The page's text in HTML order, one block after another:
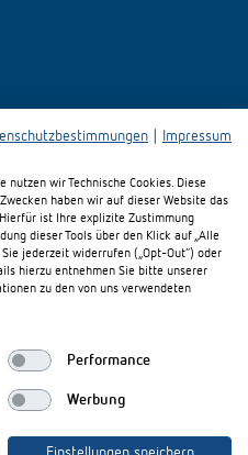
nous sur:
Impressum
wir Technische Cookies. Diese
haben wir auf dieser Website das
ist Ihre explizite Zustimmung
dieser Tools über den Klick auf „Alle
jederzeit widerrufen („Opt-Out“) oder
hierzu entnehmen Sie bitte unserer
zu den von uns verwendeten
Performance
Werbung